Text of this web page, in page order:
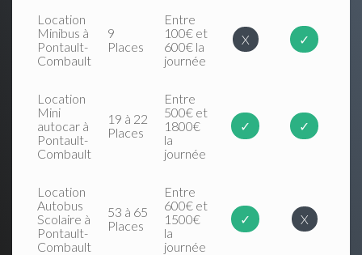
Location
Minibus à
Pontault-
Combault
9
Places
Entre
100€ et
600€ la
journée
X ✓
Location
Mini
autocar à
Pontault-
Combault
19 à 22
Places
Entre
500€ et
1800€
la
journée
✓ ✓
Location
Autobus
Scolaire à
Pontault-
Combault
53 à 65
Places
Entre
600€ et
1500€
la
journée
✓ X